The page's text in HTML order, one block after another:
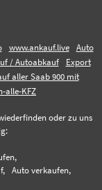
www.ankauf.live
Auto
/ Autoabkauf
Export
aller Saab 900 mit
alle-KFZ
oder zu uns
Auto verkaufen,